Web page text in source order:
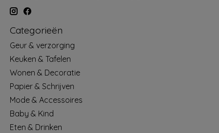
Categorieën
Geur & verzorging
Keuken & Tafelen
Wonen & Decoratie
Papier & Schrijven
Mode & Accessoires
Baby & Kind
Eten & Drinken